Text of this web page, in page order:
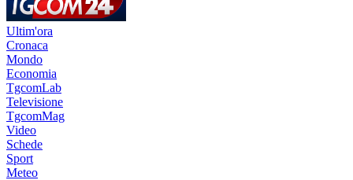
Ultim'ora
Cronaca
Mondo
Economia
TgcomLab
Televisione
TgcomMag
Video
Schede
Sport
Meteo